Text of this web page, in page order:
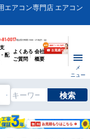
エアコン専門店 エアコン
81-0017電話受付時間 / 9:00～17:30(月～金)
配 よくある
ご質問
会社
概要
メ
ニュー
検索